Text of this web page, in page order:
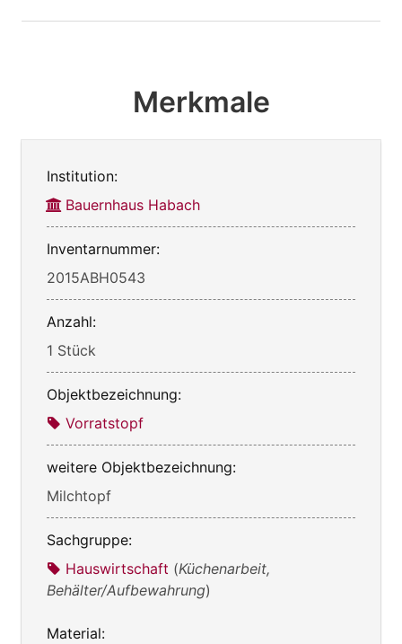
Merkmale
Institution:
Bauernhaus Habach
Inventarnummer:
2015ABH0543
Anzahl:
1 Stück
Objektbezeichnung:
Vorratstopf
weitere Objektbezeichnung:
Milchtopf
Sachgruppe:
Hauswirtschaft (Küchenarbeit,
Behälter/Aufbewahrung)
Material: